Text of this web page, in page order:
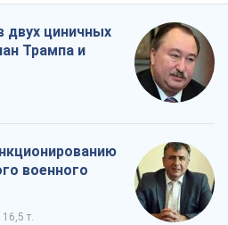
двух циничных
Трампа и
военного
16,5 т.